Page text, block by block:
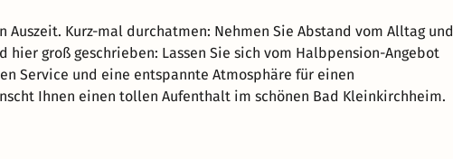
Kurz-mal durchatmen: Nehmen Sie Abstand vom Alltag und
hier groß geschrieben: Lassen Sie sich vom Halbpension-Angebot
Service und eine entspannte Atmosphäre für einen
Ihnen einen tollen Aufenthalt im schönen Bad Kleinkirchheim.